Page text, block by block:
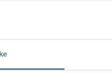
baños, además de una
flexibilidad. La
a su vez a una
y disfrutar de
una escalera a la azotea